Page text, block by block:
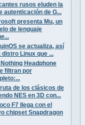
rusos eluden la
autenticación de G...
presenta Mu, un
de lenguaje
se actualiza, así
distro Linux que ...
Headphone
filtran por
de los clásicos de
NES en 3D con...
F7 llega con el
chipset Snapdragon